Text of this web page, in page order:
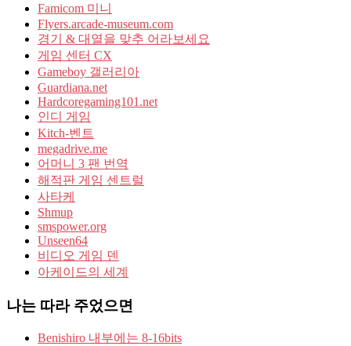
Famicom 미니
Flyers.arcade-museum.com
경기 & 대열을 맞추 어라보세요
게임 센터 CX
Gameboy 갤러리아
Guardiana.net
Hardcoregaming101.net
인디 게임
Kitch-벤트
megadrive.me
어머니 3 팬 번역
해적판 게임 센트럴
사타케
Shmup
smspower.org
Unseen64
비디오 게임 덴
아케이드의 세계
나는 따라 주었으면
Benishiro 내부에는 8-16bits